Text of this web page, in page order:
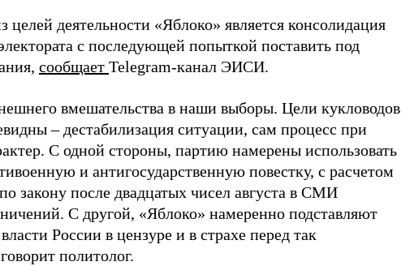
деятельности «Яблоко» является консолидация
с последующей попыткой поставить под
сообщает Telegram-канал ЭИСИ.
вмешательства в наши выборы. Цели кукловодов
– дестабилизация ситуации, сам процесс при
С одной стороны, партию намерены использовать
и антигосударственную повестку, с расчетом
закону после двадцатых чисел августа в СМИ
С другой, «Яблоко» намеренно подставляют
России в цензуре и в страхе перед так
политолог.